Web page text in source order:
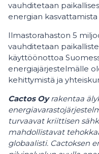
vauhditetaan
energian kasvattamista
Ilmastorahaston 5
vauhditetaan
käyttöönottoa
energiajärjestelmälle
kehittymistä ja
Cactos Oyrakentaa
turvaavat kriittisen
mahdollistavat
globaalisti. Cactoksen